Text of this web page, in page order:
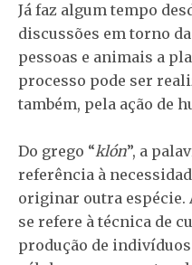
Já faz algum tempo
discussões em torno
pessoas e animais a
processo pode ser
também, pela ação de
Do grego “klón”, a
referência à
originar outra espécie.
se refere à técnica de
produção de